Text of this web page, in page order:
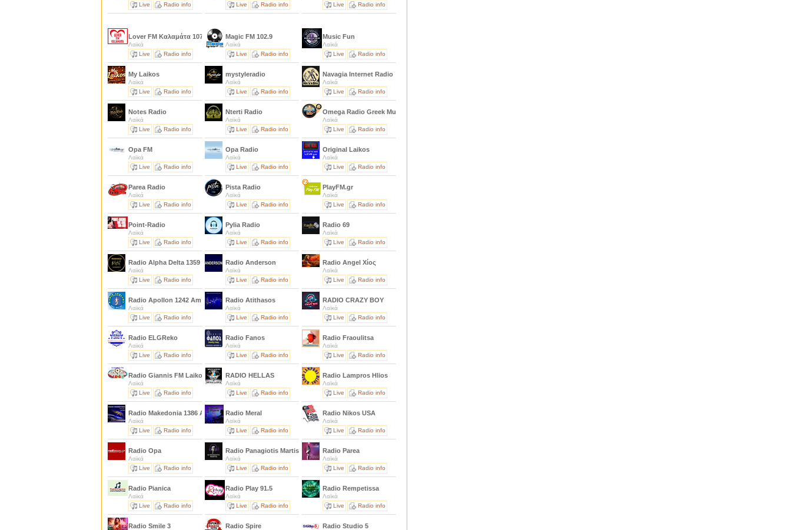
Live
Radio info
Live
Radio info
Live
Radio info
Lover FM Καλαμάτα 107.7
Λαϊκά
Live
Radio info
Magic FM 102.9
Λαϊκά
Live
Radio info
Music Fun
Λαϊκά
Live
Radio info
My Laikos
Λαϊκά
Live
Radio info
mystyleradio
Λαϊκά
Live
Radio info
Navagia Internet Radio
Λαϊκά
Live
Radio info
Notes Radio
Λαϊκά
Live
Radio info
Nterti Radio
Λαϊκά
Live
Radio info
Omega Radio Greek Music
Λαϊκά
Live
Radio info
Opa FM
Λαϊκά
Live
Radio info
Opa Radio
Λαϊκά
Live
Radio info
Original Laikos
Λαϊκά
Live
Radio info
Parea Radio
Λαϊκά
Live
Radio info
Pista Radio
Λαϊκά
Live
Radio info
PlayFM.gr
Λαϊκά
Live
Radio info
Point-Radio
Λαϊκά
Live
Radio info
Pylia Radio
Λαϊκά
Live
Radio info
Radio 69
Λαϊκά
Live
Radio info
Radio Alpha Delta 1359 Am Mw Khz
Λαϊκά
Live
Radio info
Radio Anderson
Λαϊκά
Live
Radio info
Radio Angel Χίος
Λαϊκά
Live
Radio info
Radio Apollon 1242 Am Mw Khz
Λαϊκά
Live
Radio info
Radio Atithasos
Λαϊκά
Live
Radio info
RADIO CRAZY BOY
Λαϊκά
Live
Radio info
Radio ELGReko
Λαϊκά
Live
Radio info
Radio Fanos
Λαϊκά
Live
Radio info
Radio Fraoulitsa
Λαϊκά
Live
Radio info
Radio Giannis FM Laikos
Λαϊκά
Live
Radio info
RADIO HELLAS
Λαϊκά
Live
Radio info
Radio Lampros Hlios
Λαϊκά
Live
Radio info
Radio Makedonia 1386 Am Mw Khz
Λαϊκά
Live
Radio info
Radio Meral
Λαϊκά
Live
Radio info
Radio Nikos USA
Λαϊκά
Live
Radio info
Radio Opa
Λαϊκά
Live
Radio info
Radio Panagiotis Martis
Λαϊκά
Live
Radio info
Radio Parea
Λαϊκά
Live
Radio info
Radio Pianica
Λαϊκά
Live
Radio info
Radio Play 91.5
Λαϊκά
Live
Radio info
Radio Rempetissa
Λαϊκά
Live
Radio info
Radio Smile 3 Radio Spire Radio Studio 5